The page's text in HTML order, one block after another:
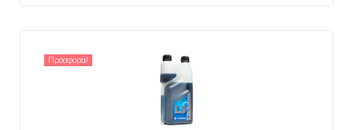
Προσφορά!